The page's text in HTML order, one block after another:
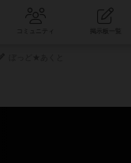
コミュニティ